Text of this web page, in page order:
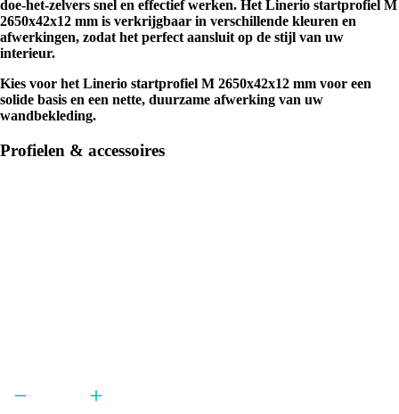
doe-het-zelvers snel en effectief werken. Het Linerio startprofiel M
2650x42x12 mm is verkrijgbaar in verschillende kleuren en
afwerkingen, zodat het perfect aansluit op de stijl van uw
interieur.
Kies voor het Linerio startprofiel M 2650x42x12 mm voor een
solide basis en een nette, duurzame afwerking van uw
wandbekleding.
Profielen & accessoires